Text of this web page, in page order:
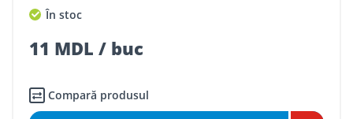
În stoc
11 MDL / buc
Compară produsul